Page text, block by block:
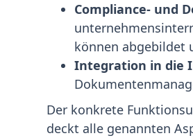
Compliance- und
können abgebildet
Integration in die
Der konkrete
deckt alle genannten